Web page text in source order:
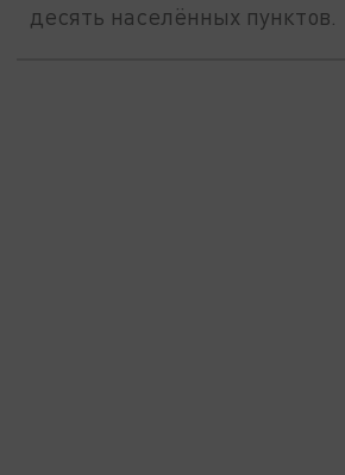
десять населённых пунктов.